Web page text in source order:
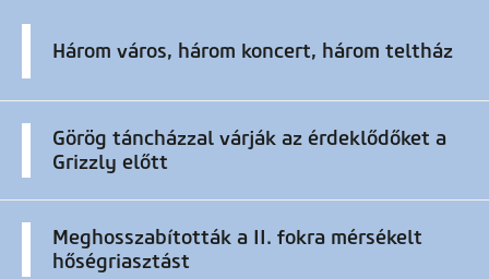
Három város, három koncert, három teltház
Görög táncházzal várják az érdeklődőket a
Grizzly előtt
Meghosszabították a II. fokra mérsékelt
hőségriasztást